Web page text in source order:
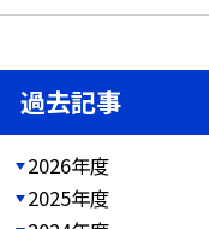
過去記事
2026年度
2025年度